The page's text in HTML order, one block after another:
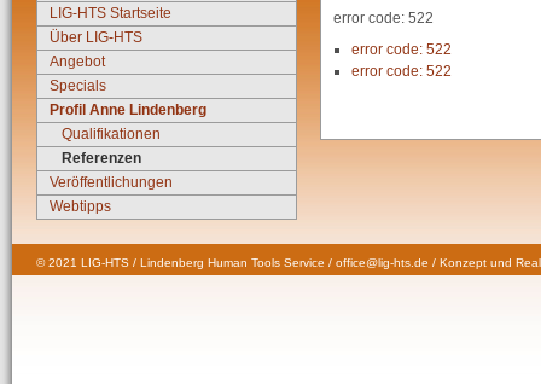
LIG-HTS Startseite
Über LIG-HTS
Angebot
Specials
Profil Anne Lindenberg
Qualifikationen
Referenzen
Veröffentlichungen
Webtipps
error code: 522
error code: 522
error code: 522
© 2021 LIG-HTS / Lindenberg Human Tools Service / office@lig-hts.de / Konzept und